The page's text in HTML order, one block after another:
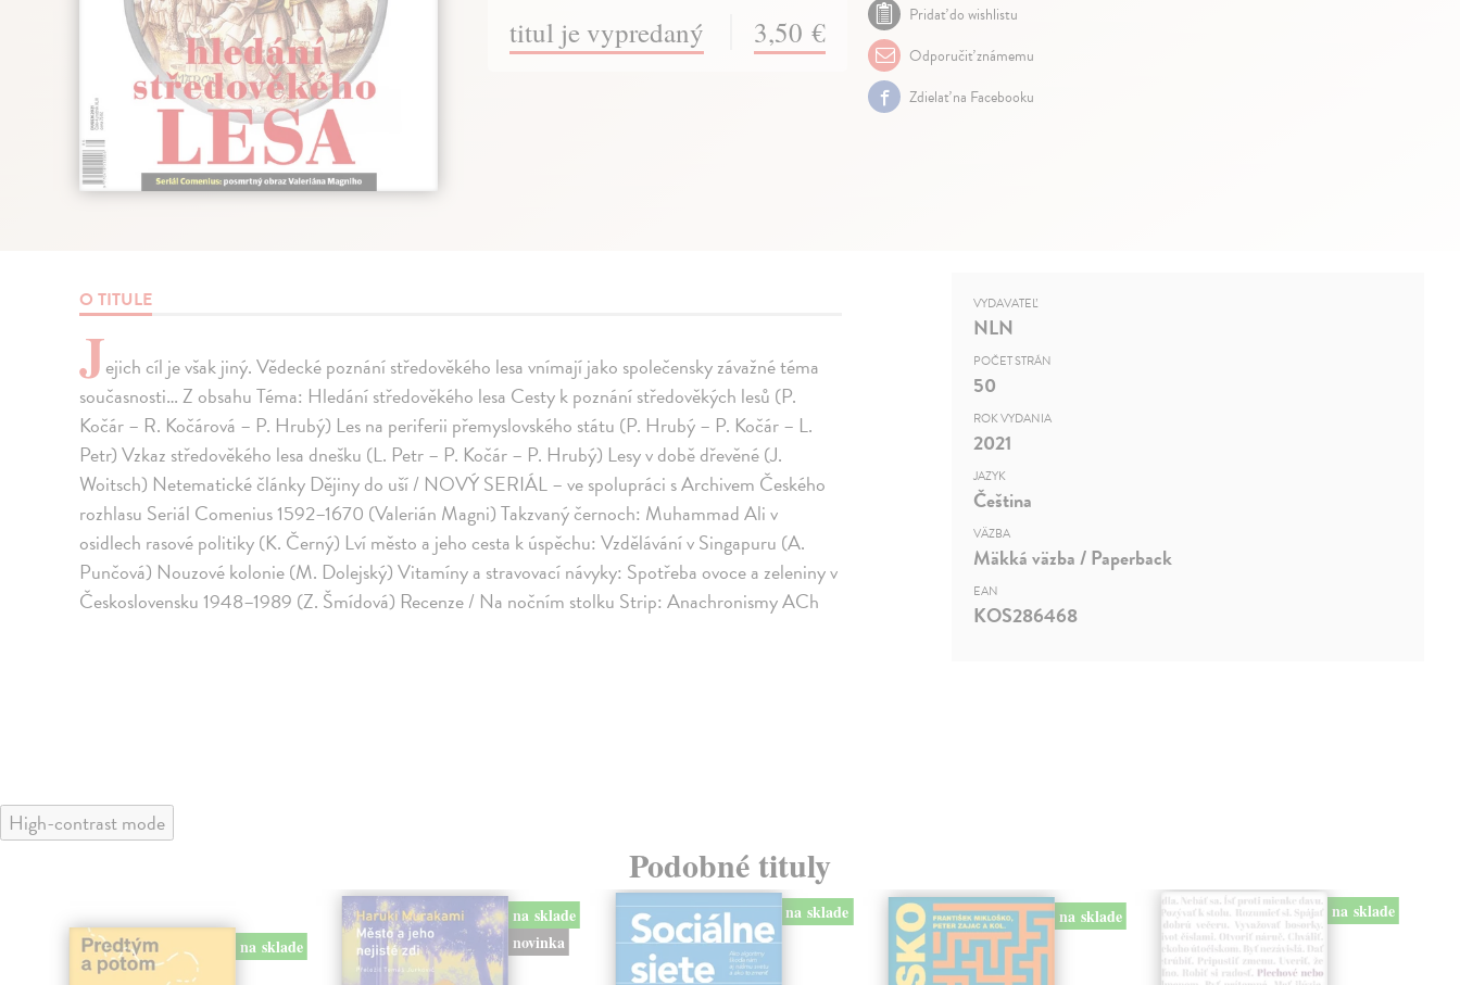
titul je vypredaný 3,50 €
Pridať do wishlistu
Odporučiť známemu
Zdielať na Facebooku
O TITULE
Jejich cíl je však jiný. Vědecké poznání středověkého lesa vnímají jako společensky závažné téma
současnosti… Z obsahu Téma: Hledání středověkého lesa Cesty k poznání středověkých lesů (P.
Kočár – R. Kočárová – P. Hrubý) Les na periferii přemyslovského státu (P. Hrubý – P. Kočár – L.
Petr) Vzkaz středověkého lesa dnešku (L. Petr – P. Kočár – P. Hrubý) Lesy v době dřevěné (J.
Woitsch) Netematické články Dějiny do uší / NOVÝ SERIÁL – ve spolupráci s Archivem Českého
rozhlasu Seriál Comenius 1592–1670 (Valerián Magni) Takzvaný černoch: Muhammad Ali v
osidlech rasové politiky (K. Černý) Lví město a jeho cesta k úspěchu: Vzdělávání v Singapuru (A.
Punčová) Nouzové kolonie (M. Dolejský) Vitamíny a stravovací návyky: Spotřeba ovoce a zeleniny v
Československu 1948–1989 (Z. Šmídová) Recenze / Na nočním stolku Strip: Anachronismy ACh
VYDAVATEĽ
NLN
POČET STRÁN
50
ROK VYDANIA
2021
JAZYK
Čeština
VÄZBA
Mäkká väzba / Paperback
EAN
KOS286468
High-contrast mode
Podobné tituly
na sklade
na sklade
novinka
na sklade na sklade na sklade